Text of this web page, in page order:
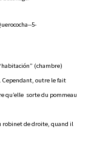
(chambre)
Cependant, outre le fait
qu’elle sorte du pommeau
robinet de droite, quand il